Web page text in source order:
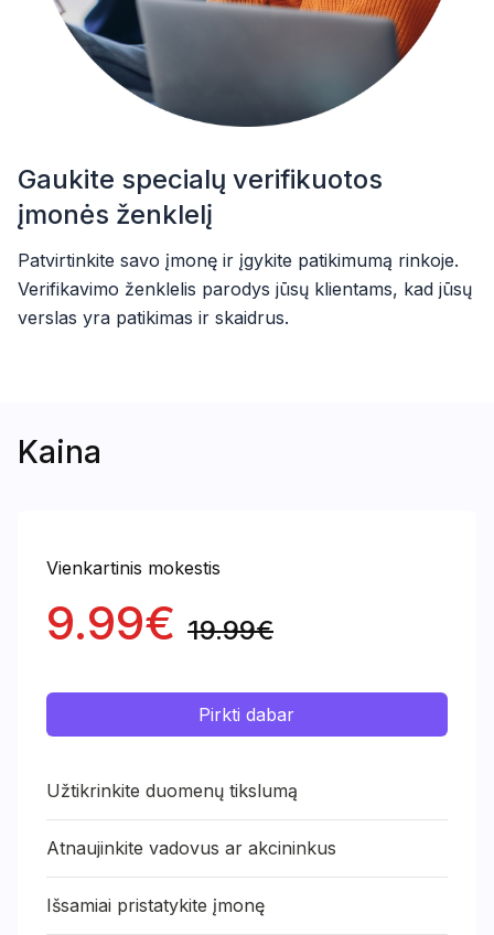
Gaukite specialų verifikuotos
įmonės ženklelį
Patvirtinkite savo įmonę ir įgykite patikimumą rinkoje.
Verifikavimo ženklelis parodys jūsų klientams, kad jūsų
verslas yra patikimas ir skaidrus.
Kaina
Vienkartinis mokestis
9.99€ 19.99€
Pirkti dabar
Užtikrinkite duomenų tikslumą
Atnaujinkite vadovus ar akcininkus
Išsamiai pristatykite įmonę